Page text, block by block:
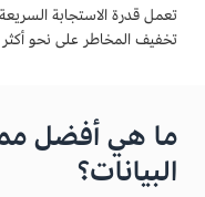
تعمل قدرة الاستجابة
تخفيف المخاطر على نحو أكثر
ما هي أفضل
البيانات؟